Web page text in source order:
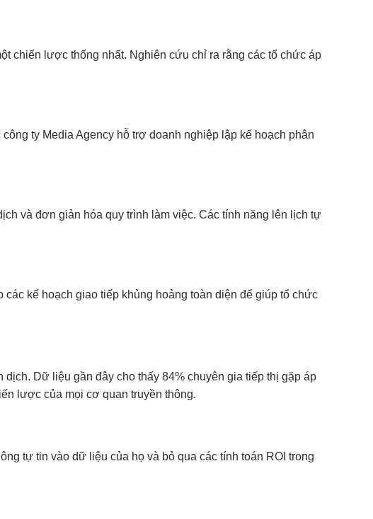
chiến lược thống nhất. Nghiên cứu chỉ ra rằng các tổ chức áp
ty Media Agency hỗ trợ doanh nghiệp lập kế hoạch phân
và đơn giản hóa quy trình làm việc. Các tính năng lên lịch tự
kế hoạch giao tiếp khủng hoảng toàn diện để giúp tổ chức
Dữ liệu gần đây cho thấy 84% chuyên gia tiếp thị gặp áp
lược của mọi cơ quan truyền thông.
tự tin vào dữ liệu của họ và bỏ qua các tính toán ROI trong